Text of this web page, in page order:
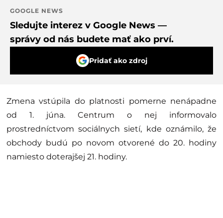
GOOGLE NEWS
Sledujte interez v Google News —
správy od nás budete mať ako prví.
Pridať ako zdroj
Zmena vstúpila do platnosti pomerne nenápadne
od 1. júna. Centrum o nej informovalo
prostredníctvom sociálnych sietí, kde oznámilo, že
obchody budú po novom otvorené do 20. hodiny
namiesto doterajšej 21. hodiny.